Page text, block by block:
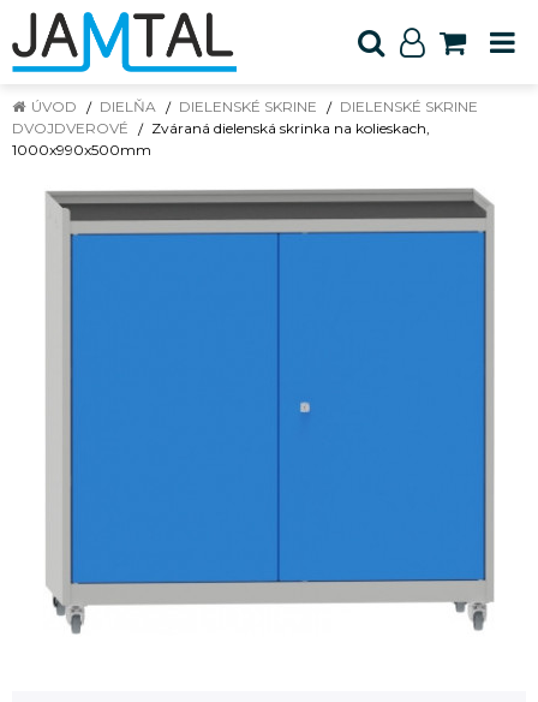
ÚVOD DIELŇA DIELENSKÉ SKRINE
DIELENSKÉ SKRINE
DVOJDVEROVÉ
Zváraná dielenská skrinka na kolieskach,
1000x990x500mm